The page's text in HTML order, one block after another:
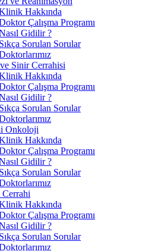
Hakkında
Çalışma Programı
Gidilir ?
Sıkça Sorulan Sorular
Sinir Cerrahisi
Hakkında
Çalışma Programı
Gidilir ?
Sıkça Sorulan Sorular
Onkoloji
Hakkında
Çalışma Programı
Gidilir ?
Sıkça Sorulan Sorular
Hakkında
Çalışma Programı
Gidilir ?
Sıkça Sorulan Sorular